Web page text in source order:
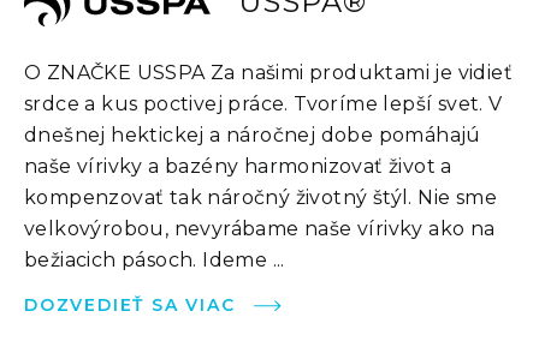
O ZNAČKE USSPA Za našimi produktami je vidieť
srdce a kus poctivej práce. Tvoríme lepší svet. V
dnešnej hektickej a náročnej dobe pomáhajú
naše vírivky a bazény harmonizovať život a
kompenzovať tak náročný životný štýl. Nie sme
velkovýrobou, nevyrábame naše vírivky ako na
bežiacich pásoch. Ideme ...
DOZVEDIEŤ SA VIAC